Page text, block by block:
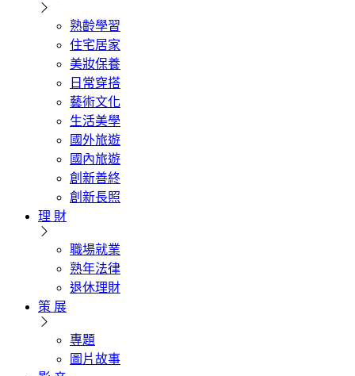
熟齡學習
住宅居家
美妝保養
日常穿搭
藝術文化
生活美學
國外旅遊
國內旅遊
創新善終
創新長照
理 財
職場就業
熟年法律
退休理財
策 展
專題
圖片故事